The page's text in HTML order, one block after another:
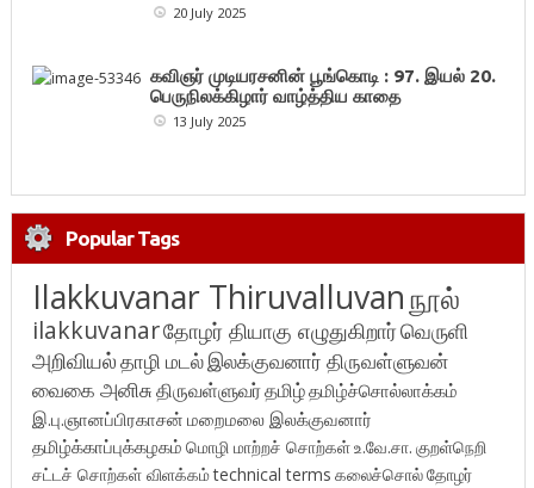
20 July 2025
கவிஞர் முடியரசனின் பூங்கொடி : 97. இயல் 20.
பெருநிலக்கிழார் வாழ்த்திய காதை
13 July 2025
Popular Tags
Ilakkuvanar Thiruvalluvanநூல்
ilakkuvanarதோழர் தியாகு எழுதுகிறார்வெருளி
அறிவியல்தாழி மடல்இலக்குவனார் திருவள்ளுவன்
வைகை அனிசுதிருவள்ளுவர்தமிழ்தமிழ்ச்சொல்லாக்கம்
இ.பு.ஞானப்பிரகாசன் மறைமலை இலக்குவனார்
தமிழ்க்காப்புக்கழகம் மொழி மாற்றச் சொற்கள்உ.வே.சா. குறள்நெறி
சட்டச் சொற்கள் விளக்கம்technical terms கலைச்சொல்தோழர்